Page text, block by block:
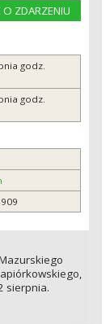
O ZDARZENIU
godz.
godz.
sierpnia.